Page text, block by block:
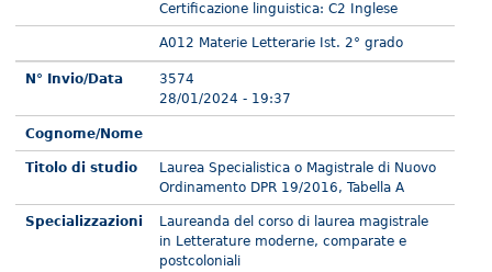
Certificazione linguistica: C2 Inglese
A012 Materie Letterarie Ist. 2° grado
N° Invio/Data
3574
28/01/2024 - 19:37
Cognome/Nome
Titolo di studio
Laurea Specialistica o Magistrale di Nuovo
Ordinamento DPR 19/2016, Tabella A
Specializzazioni
Laureanda del corso di laurea magistrale
in Letterature moderne, comparate e
postcoloniali